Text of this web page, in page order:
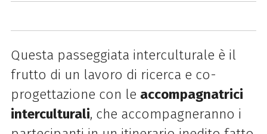
Questa passeggiata interculturale è il
frutto di un lavoro di ricerca e co-
progettazione con le accompagnatrici
interculturali, che accompagneranno i